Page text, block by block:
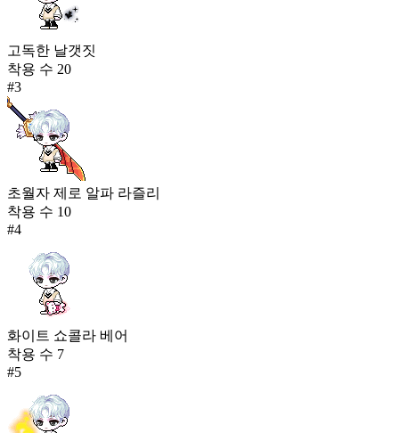
고독한 날갯짓
착용 수 20
#3
초월자 제로 알파 라즐리
착용 수 10
#4
화이트 쇼콜라 베어
착용 수 7
#5